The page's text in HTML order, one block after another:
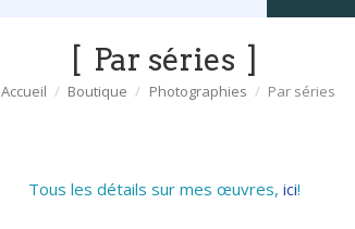
Par séries
Accueil Boutique Photographies Par séries
Tous les détails sur mes œuvres, ici!